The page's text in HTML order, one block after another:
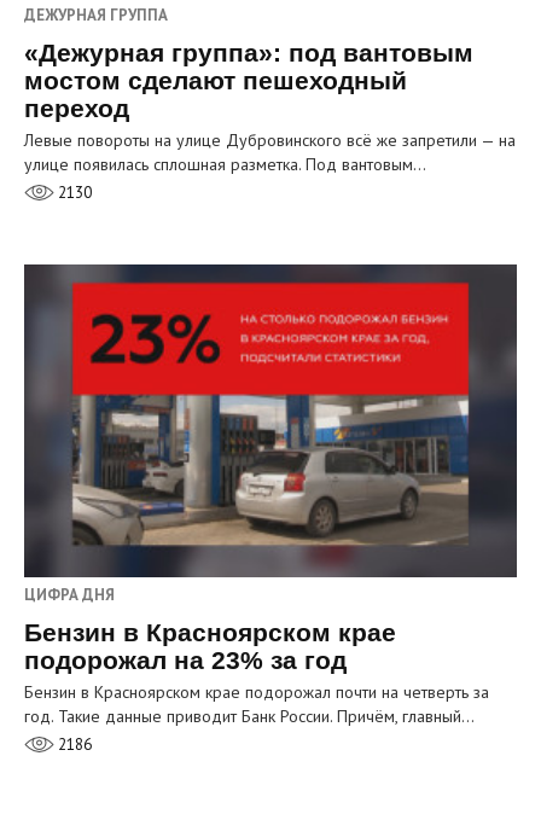
ДЕЖУРНАЯ ГРУППА
«Дежурная группа»: под вантовым
мостом сделают пешеходный
переход
Левые повороты на улице Дубровинского всё же запретили — на
улице появилась сплошная разметка. Под вантовым…
2130
ЦИФРА ДНЯ
Бензин в Красноярском крае
подорожал на 23% за год
Бензин в Красноярском крае подорожал почти на четверть за
год. Такие данные приводит Банк России. Причём, главный…
2186